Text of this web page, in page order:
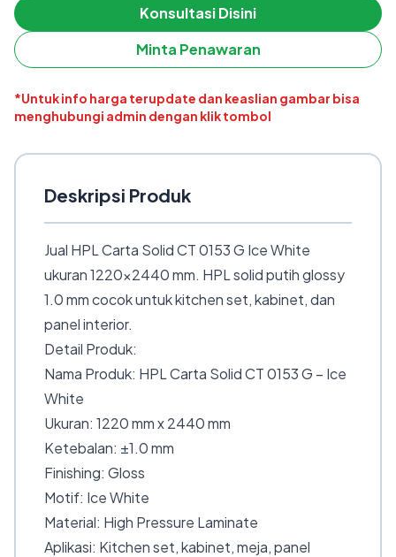
Konsultasi Disini
Minta Penawaran
*Untuk info harga terupdate dan keaslian gambar bisa
menghubungi admin dengan klik tombol
Deskripsi Produk
Jual HPL Carta Solid CT 0153 G Ice White
ukuran 1220×2440 mm. HPL solid putih glossy
1.0 mm cocok untuk kitchen set, kabinet, dan
panel interior.
Detail Produk:
Nama Produk: HPL Carta Solid CT 0153 G – Ice
White
Ukuran: 1220 mm x 2440 mm
Ketebalan: ±1.0 mm
Finishing: Gloss
Motif: Ice White
Material: High Pressure Laminate
Aplikasi: Kitchen set, kabinet, meja, panel